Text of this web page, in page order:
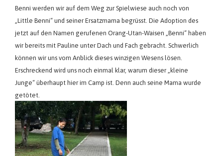
Benni werden wir auf dem Weg zur Spielwiese auch noch von
„Little Benni“ und seiner Ersatzmama begrüsst. Die Adoption des
jetzt auf den Namen gerufenen Orang-Utan-Waisen „Benni“ haben
wir bereits mit Pauline unter Dach und Fach gebracht. Schwerlich
können wir uns vom Anblick dieses winzigen Wesens lösen.
Erschreckend wird uns noch einmal klar, warum dieser „kleine
Junge“ überhaupt hier im Camp ist. Denn auch seine Mama wurde
getötet.